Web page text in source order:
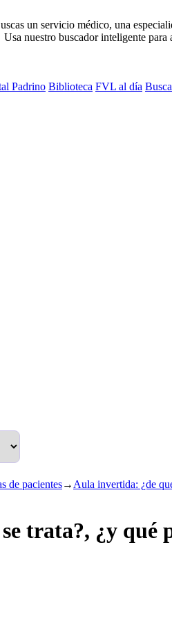
un servicio médico, una
Usa nuestro buscador inteligente
Padrino Biblioteca FVL al día
de pacientes→ Aula invertida: ¿de
trata?, ¿y qué